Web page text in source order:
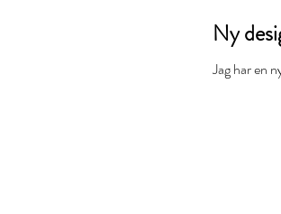
Ny
Jag har en